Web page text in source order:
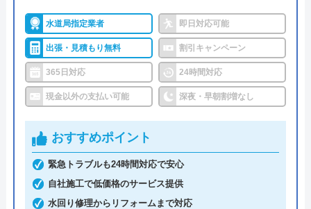
クリーンライフがおすすめの理由
クリーンライフは年中無休で、最短30分駆けつけ、
休日・深夜も出張費無料などのサービスを売りにし
ています。
指定給水装置工事事業者（水道局指定工事店）で下
請けに依頼することなく自社でしっかりと教育や研
修を受けた有資格者のスタッフが対応してくれるの
で安心です。
水道局指定業者 即日対応可能
出張・見積もり無料 割引キャンペーン
365日対応 24時間対応
現金以外の支払い可能 深夜・早朝割増なし
おすすめポイント
緊急トラブルも24時間対応で安心
自社施工で低価格のサービス提供
水回り修理からリフォームまで対応